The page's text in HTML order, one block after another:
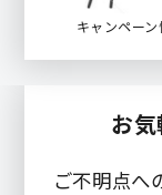
キャンペーン
お気
ご不明点へ